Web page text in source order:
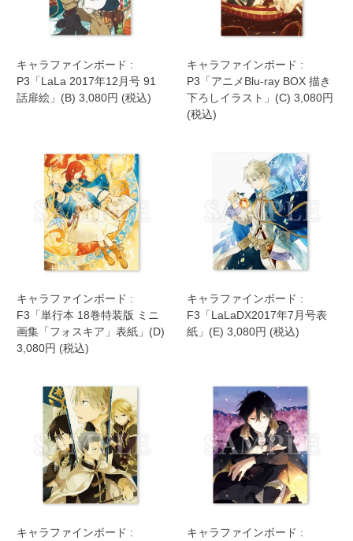
キャラファインボード :
P3「LaLa 2017年12月号 91
話扉絵」(B) 3,080円 (税込)
キャラファインボード :
P3「アニメBlu-ray BOX 描き
下ろしイラスト」(C) 3,080円
(税込)
キャラファインボード :
F3「単行本 18巻特装版 ミニ
画集「フォスキア」表紙」(D)
3,080円 (税込)
キャラファインボード :
F3「LaLaDX2017年7月号表
紙」(E) 3,080円 (税込)
キャラファインボード :
キャラファインボード :